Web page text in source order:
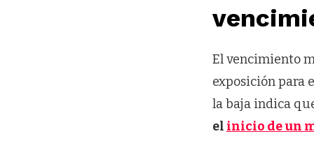
El vencimiento
exposición para
la baja indica
el inicio de un